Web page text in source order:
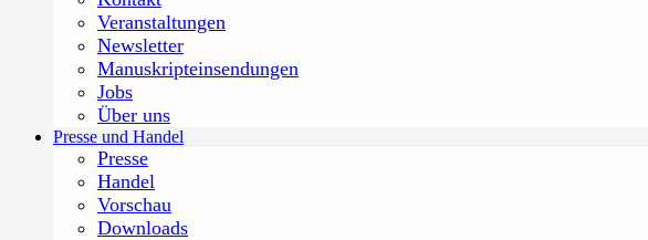
Veranstaltungen
Newsletter
Manuskripteinsendungen
Jobs
Über uns
Presse und Handel
Presse
Handel
Vorschau
Downloads